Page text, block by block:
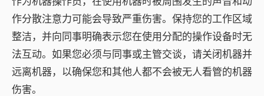
作分散注意力可能会导致严重伤害。保持您的工作区域
整洁，并向同事明确表示您在使用分配的操作设备时无
法互动。如果您必须与同事或主管交谈，请关闭机器并
远离机器，以确保您和其他人都不会被无人看管的机器
伤害。